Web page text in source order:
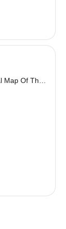
Of The